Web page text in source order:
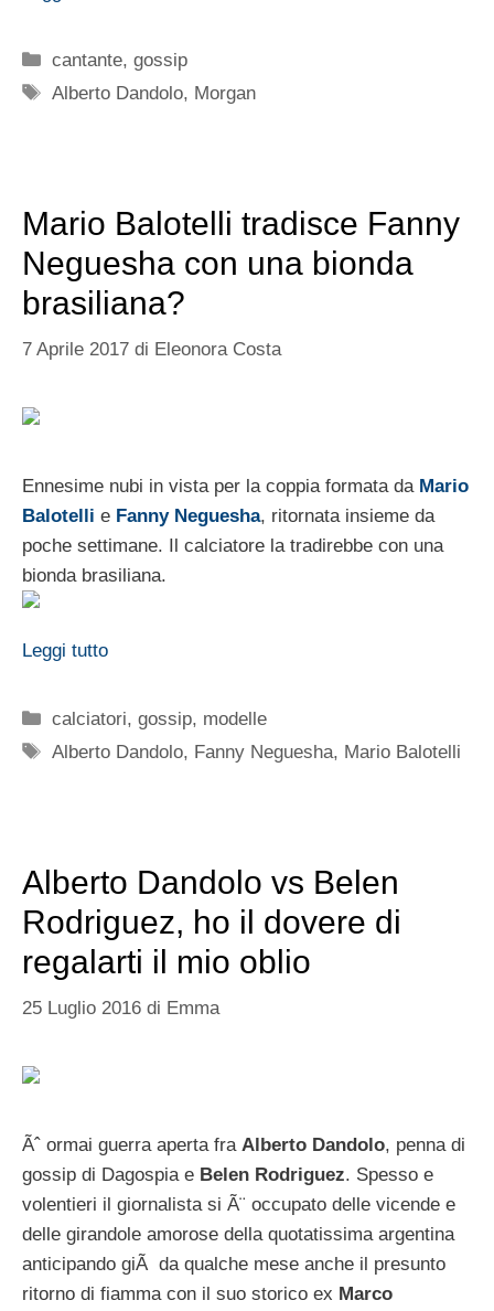
Categorie
cantante,gossip
Tag
Alberto Dandolo, Morgan
Mario Balotelli tradisce Fanny
Neguesha con una bionda
brasiliana?
7 Aprile 2017 di Eleonora Costa
Ennesime nubi in vista per la coppia formata da Mario
Balotelli e Fanny Neguesha, ritornata insieme da
poche settimane. Il calciatore la tradirebbe con una
bionda brasiliana.
Leggi tutto
Categorie
calciatori,gossip, modelle
Tag
Alberto Dandolo, Fanny Neguesha, Mario Balotelli
Alberto Dandolo vs Belen
Rodriguez, ho il dovere di
regalarti il mio oblio
25 Luglio 2016 di Emma
Ãˆ ormai guerra aperta fra Alberto Dandolo, penna di
gossip di Dagospia e Belen Rodriguez. Spesso e
volentieri il giornalista si Ã¨ occupato delle vicende e
delle girandole amorose della quotatissima argentina
anticipando giÃ da qualche mese anche il presunto
ritorno di fiamma con il suo storico ex Marco